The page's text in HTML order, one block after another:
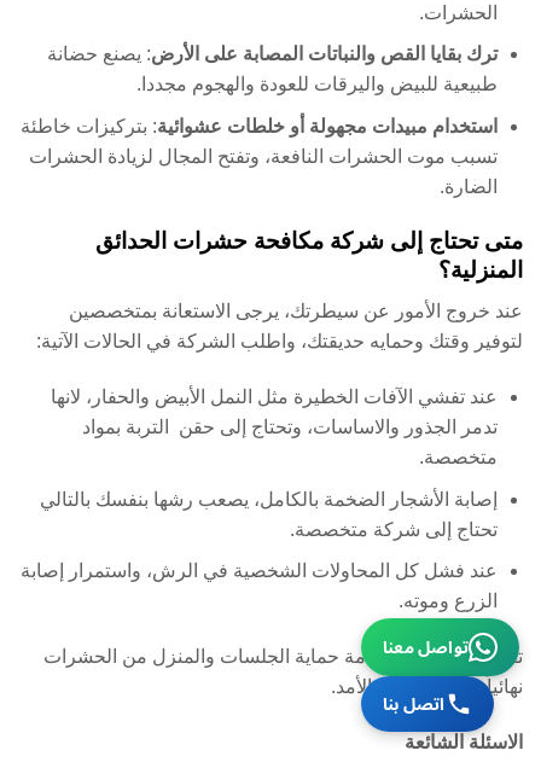
الحشرات.
ترك بقايا القص والنباتات المصابة على الأرض: يصنع حضانة
طبيعية للبيض واليرقات للعودة والهجوم مجددا.
استخدام مبيدات مجهولة أو خلطات عشوائية: بتركيزات خاطئة
تسبب موت الحشرات النافعة، وتفتح المجال لزيادة الحشرات
الضارة.
متى تحتاج إلى شركة مكافحة حشرات الحدائق
المنزلية؟
عند خروج الأمور عن سيطرتك، يرجى الاستعانة بمتخصصين
لتوفير وقتك وحمايه حديقتك، واطلب الشركة في الحالات الآتية:
عند تفشي الآفات الخطيرة مثل النمل الأبيض والحفار، لانها
تدمر الجذور والاساسات، وتحتاج إلى حقن التربة بمواد
متخصصة.
إصابة الأشجار الضخمة بالكامل، يصعب رشها بنفسك بالتالي
تحتاج إلى شركة متخصصة.
عند فشل كل المحاولات الشخصية في الرش، واستمرار إصابة
الزرع وموته.
تقدمشركة أبشرخدمة حماية الجلسات والمنزل من الحشرات
نهائياً، لوقاية طويلة الأمد.
الاسئلة الشائعة
تواصل معنا
اتصل بنا